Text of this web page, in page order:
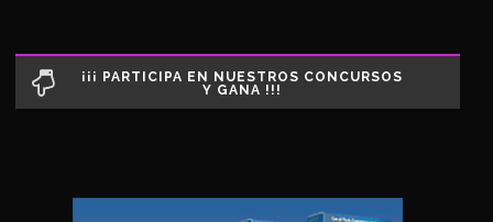
¡¡¡ PARTICIPA EN NUESTROS CONCURSOS
Y GANA !!!